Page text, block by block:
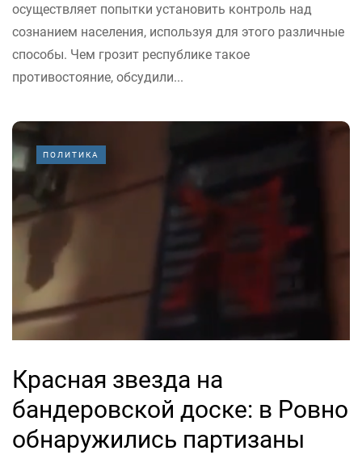
осуществляет попытки установить контроль над
сознанием населения, используя для этого различные
способы. Чем грозит республике такое
противостояние, обсудили...
ПОЛИТИКА
Красная звезда на
бандеровской доске: в Ровно
обнаружились партизаны